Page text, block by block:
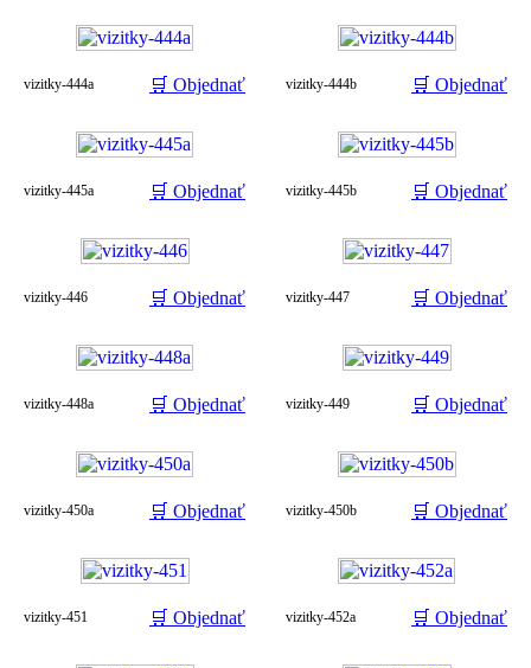
vizitky-444a 🛒 Objednať vizitky-444b 🛒 Objednať
vizitky-445a 🛒 Objednať vizitky-445b 🛒 Objednať
vizitky-446 🛒 Objednať vizitky-447 🛒 Objednať
vizitky-448a 🛒 Objednať vizitky-449 🛒 Objednať
vizitky-450a 🛒 Objednať vizitky-450b 🛒 Objednať
vizitky-451 🛒 Objednať vizitky-452a 🛒 Objednať